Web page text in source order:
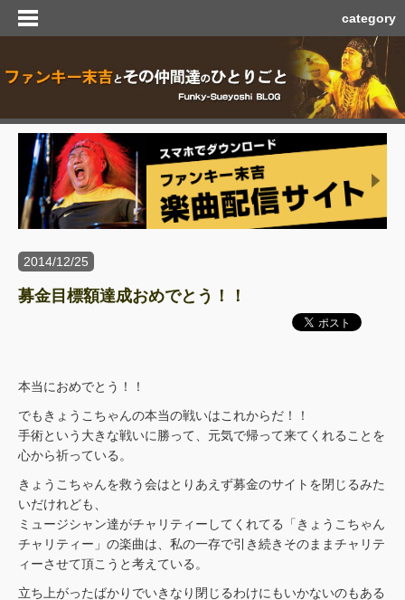
category
2014/12/25
募金目標額達成おめでとう！！
本当におめでとう！！
でもきょうこちゃんの本当の戦いはこれからだ！！
手術という大きな戦いに勝って、元気で帰って来てくれることを
心から祈っている。
きょうこちゃんを救う会はとりあえず募金のサイトを閉じるみた
いだけれども、
ミュージシャン達がチャリティーしてくれてる「きょうこちゃん
チャリティー」の楽曲は、私の一存で引き続きそのままチャリテ
ィーさせて頂こうと考えている。
立ち上がったばかりでいきなり閉じるわけにもいかないのもある